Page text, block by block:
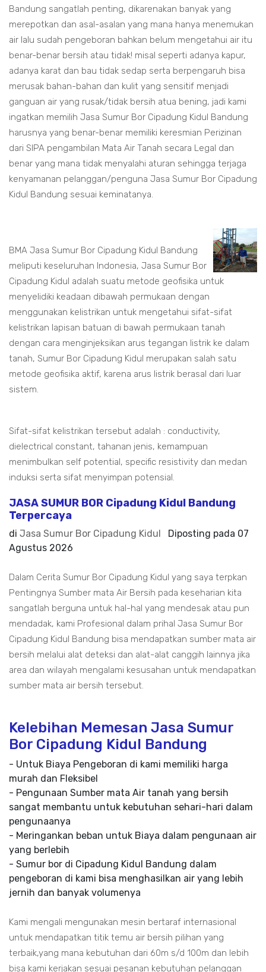
Bandung sangatlah penting, dikarenakan banyak yang
merepotkan dan asal-asalan yang mana hanya menemukan
air lalu sudah pengeboran bahkan belum mengetahui air itu
benar-benar bersih atau tidak! misal seperti adanya kapur,
adanya karat dan bau tidak sedap serta berpengaruh bisa
merusak bahan-bahan dan kulit yang sensitif menjadi
ganguan air yang rusak/tidak bersih atua bening, jadi kami
ingatkan memilih Jasa Sumur Bor Cipadung Kidul Bandung
harusnya yang benar-benar memiliki keresmian Perizinan
dari SIPA pengambilan Mata Air Tanah secara Legal dan
benar yang mana tidak menyalahi aturan sehingga terjaga
kenyamanan pelanggan/penguna Jasa Sumur Bor Cipadung
Kidul Bandung sesuai keminatanya.
BMA Jasa Sumur Bor Cipadung Kidul Bandung
meliputi keseluruhan Indonesia, Jasa Sumur Bor
Cipadung Kidul adalah suatu metode geofisika untuk
menyelidiki keadaan dibawah permukaan dengan
menggunakan kelistrikan untuk mengetahui sifat-sifat
kelistrikan lapisan batuan di bawah permukaan tanah
dengan cara menginjeksikan arus tegangan listrik ke dalam
tanah, Sumur Bor Cipadung Kidul merupakan salah satu
metode geofisika aktif, karena arus listrik berasal dari luar
sistem.
Sifat-sifat kelistrikan tersebut adalah : conductivity,
dielectrical constant, tahanan jenis, kemampuan
menimbulkan self potential, specific resistivity dan medan
induksi serta sifat menyimpan potensial.
JASA SUMUR BOR Cipadung Kidul Bandung
Terpercaya
di Jasa Sumur Bor Cipadung Kidul Diposting pada 07
Agustus 2026
Dalam Cerita Sumur Bor Cipadung Kidul yang saya terpkan
Pentingnya Sumber mata Air Bersih pada keseharian kita
sangatlah berguna untuk hal-hal yang mendesak atau pun
mendadak, kami Profesional dalam prihal Jasa Sumur Bor
Cipadung Kidul Bandung bisa mendapatkan sumber mata air
bersih melalui alat deteksi dan alat-alat canggih lainnya jika
area dan wilayah mengalami kesusahan untuk mendapatkan
sumber mata air bersih tersebut.
Kelebihan Memesan Jasa Sumur
Bor Cipadung Kidul Bandung
- Untuk Biaya Pengeboran di kami memiliki harga
murah dan Fleksibel
- Pengunaan Sumber mata Air tanah yang bersih
sangat membantu untuk kebutuhan sehari-hari dalam
pengunaanya
- Meringankan beban untuk Biaya dalam pengunaan air
yang berlebih
- Sumur bor di Cipadung Kidul Bandung dalam
pengeboran di kami bisa menghasilkan air yang lebih
jernih dan banyak volumenya
Kami mengali mengunakan mesin bertaraf internasional
untuk mendapatkan titik temu air bersih pilihan yang
terbaik,yang mana kebutuhan dari 60m s/d 100m dan lebih
bisa kami kerjakan sesuai pesanan kebutuhan pelanggan